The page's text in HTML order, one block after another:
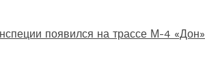
появился на трассе М-4 «Дон»